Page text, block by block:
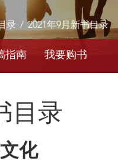
录 / 2021年9月新书目录
指南 我要购书
目录
化